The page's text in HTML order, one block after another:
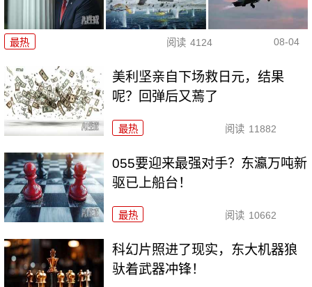
最热 阅读 4124 08-04
美利坚亲自下场救日元，结果
呢？回弹后又蔫了
最热 阅读 11882
055要迎来最强对手？东瀛万吨新
驱已上船台！
最热 阅读 10662
科幻片照进了现实，东大机器狼
驮着武器冲锋！